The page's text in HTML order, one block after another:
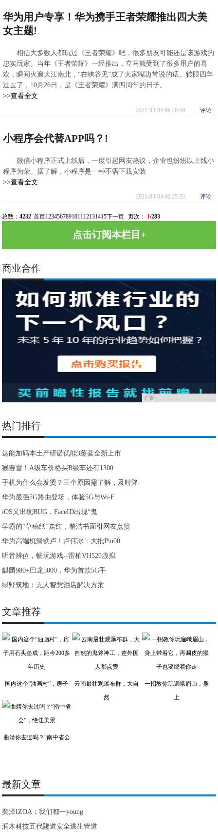
华为用户专享！华为携手王者荣耀推出四大美
女主题!
相信大多数人都玩过《王者荣耀》吧，很多朋友可能还是该游戏的
忠实玩家。当年《王者荣耀》一经推出，立马就受到了很多用户的喜
欢，瞬间火遍大江南北，“在峡谷见”成了大家嘴边常说的话。转眼四年
过去了，10月26日，是《王者荣耀》满四周年的日子。
>>查看全文
2021-03-04 06:26:59 评论
小程序会代替APP吗？!
微信小程序正式上线后，一度引起网友热议，企业也纷纷以上线小
程序为荣。据了解，小程序是一种不需下载安装
>>查看全文
2021-03-04 06:25:33 评论
总数：4232 首页123456789101112131415下一页 页次： 1/283
点击订阅本栏目+
商业合作
广告
热门排行
达能加码本土产研诺优能3蕴荟全新上市
​猴赛雷！A级车价格买B级车还有1300
手机为什么会发烫？三个原因需了解，及时降
华为最强5G路由登场，体验5G与Wi-F
iOS又出现BUG，FaceID出现“鬼
学霸的“草稿纸”走红，整洁书面引网友点赞
华为高端机滑铁卢！卢伟冰：大批P\u00
听音辨位，畅玩游戏--雷柏VH520虚拟
麒麟980+巴龙5000，华为首款5G手
绿野筑地：无人智慧酒店解决方案
文章推荐
国内这个“油画村”，房子
云南最壮观瀑布群，大自
然
一招教你玩遍峨眉山，身
上
曲靖你去过吗？“南中省会
最新文章
奕泽IZOA：我们都一young
润木科技五代隧道安全逃生管道